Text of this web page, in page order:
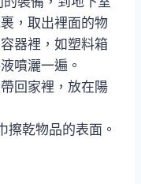
，取出裡面的物
器裡，如塑料箱
噴灑一遍。
回家裡，放在陽
擦乾物品的表面。